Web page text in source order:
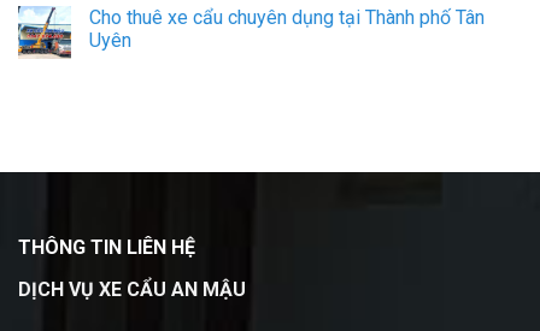
Cho thuê xe cẩu chuyên dụng tại Thành phố Tân
Uyên
THÔNG TIN LIÊN HỆ
DỊCH VỤ XE CẨU AN MẬU